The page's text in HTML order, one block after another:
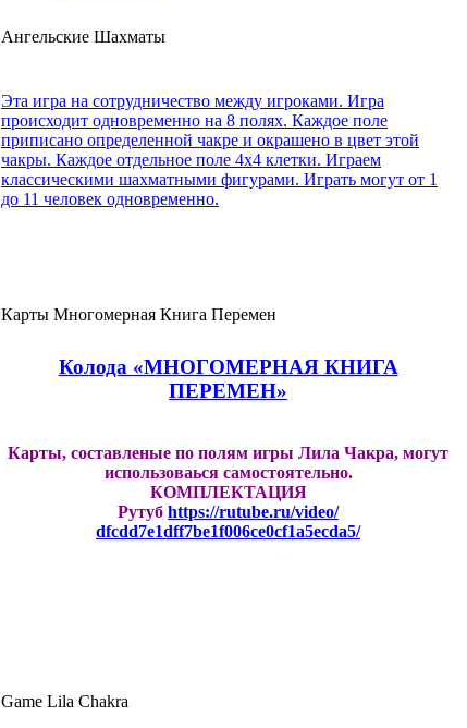
Ангельские Шахматы
Эта игра на сотрудничество между игроками. Игра
происходит одновременно на 8 полях. Каждое поле
приписано определенной чакре и окрашено в цвет этой
чакры. Каждое отдельное поле 4х4 клетки. Играем
классическими шахматными фигурами. Играть могут от 1
до 11 человек одновременно.
Карты Многомерная Книга Перемен
Колода «МНОГОМЕРНАЯ КНИГА
ПЕРЕМЕН»
Карты, составленые по полям игры Лила Чакра, могут
использоваься самостоятельно.
КОМПЛЕКТАЦИЯ
Рутуб https://rutube.ru/video/
dfcdd7e1dff7be1f006ce0cf1a5ecda5/
Game Lila Chakra